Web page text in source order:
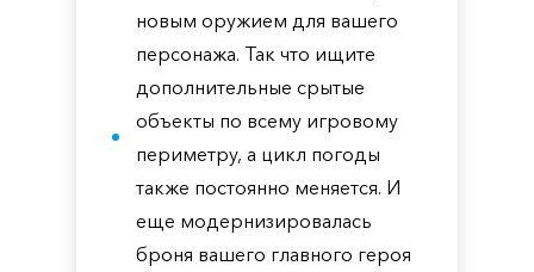
новым оружием для вашего
персонажа. Так что ищите
дополнительные срытые
объекты по всему игровому
периметру, а цикл погоды
также постоянно меняется. И
еще модернизировалась
броня вашего главного героя